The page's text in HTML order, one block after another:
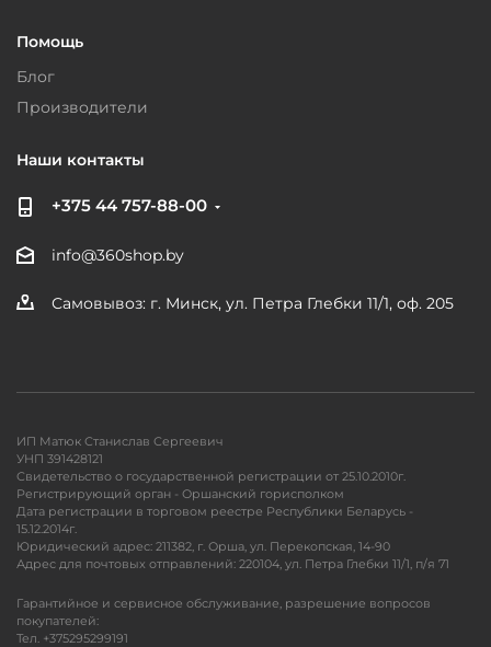
Помощь
Блог
Производители
Наши контакты
+375 44 757-88-00
info@360shop.by
Самовывоз: г. Минск, ул. Петра Глебки 11/1, оф. 205
ИП Матюк Станислав Сергеевич
УНП 391428121
Свидетельство о государственной регистрации от 25.10.2010г.
Регистрирующий орган - Оршанский горисполком
Дата регистрации в торговом реестре Республики Беларусь -
15.12.2014г.
Юридический адрес: 211382, г. Орша, ул. Перекопская, 14-90
Адрес для почтовых отправлений: 220104, ул. Петра Глебки 11/1, п/я 71
Гарантийное и сервисное обслуживание, разрешение вопросов
покупателей:
Тел. +375295299191